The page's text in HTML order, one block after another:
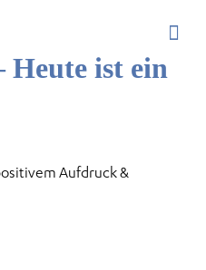
Heute ist ein
Aufdruck &